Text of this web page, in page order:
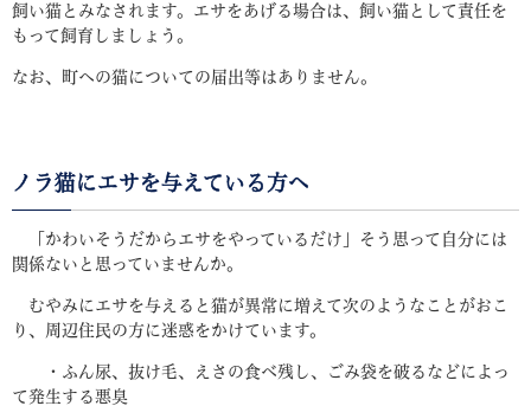
飼い猫とみなされます。エサをあげる場合は、飼い猫として責任を
もって飼育しましょう。
なお、町への猫についての届出等はありません。
ノラ猫にエサを与えている方へ
「かわいそうだからエサをやっているだけ」そう思って自分には
関係ないと思っていませんか。
むやみにエサを与えると猫が異常に増えて次のようなことがおこ
り、周辺住民の方に迷惑をかけています。
・ふん尿、抜け毛、えさの食べ残し、ごみ袋を破るなどによっ
て発生する悪臭